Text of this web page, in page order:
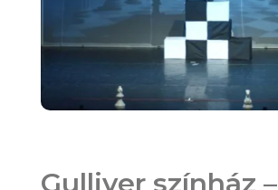
Gulliver színház –